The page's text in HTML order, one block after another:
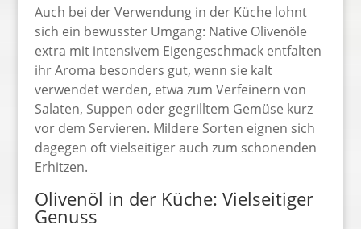
Auch bei der Verwendung in der Küche lohnt
sich ein bewusster Umgang: Native Olivenöle
extra mit intensivem Eigengeschmack entfalten
ihr Aroma besonders gut, wenn sie kalt
verwendet werden, etwa zum Verfeinern von
Salaten, Suppen oder gegrilltem Gemüse kurz
vor dem Servieren. Mildere Sorten eignen sich
dagegen oft vielseitiger auch zum schonenden
Erhitzen.
Olivenöl in der Küche: Vielseitiger
Genuss